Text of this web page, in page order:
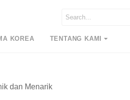
KOREA TENTANG KAMI
dan Menarik